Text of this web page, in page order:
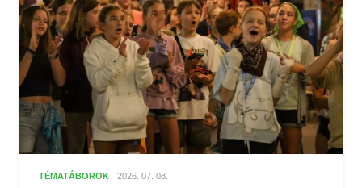
TÉMATÁBOROK 2026. 07. 08.